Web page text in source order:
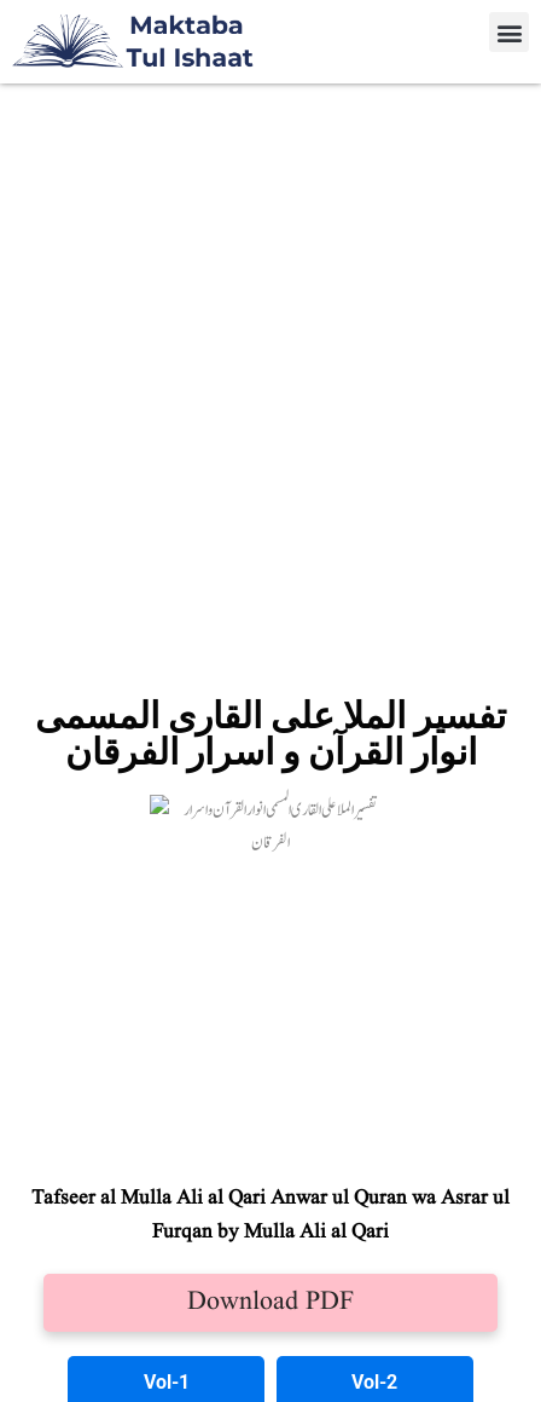
تفسير الملا علی القاری المسمی
انوار القرآن و اسرار الفرقان
Tafseer al Mulla Ali al Qari Anwar ul Quran wa Asrar ul
Furqan by Mulla Ali al Qari
Download PDF
Vol-1 Vol-2